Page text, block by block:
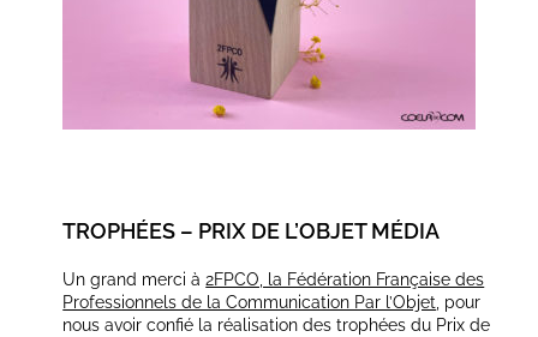
TROPHÉES – PRIX DE L’OBJET MÉDIA
Un grand merci à2FPCO, la Fédération Française des
Professionnels de la Communication Par l’Objet, pour
nous avoir confié la réalisation des trophées du Prix de